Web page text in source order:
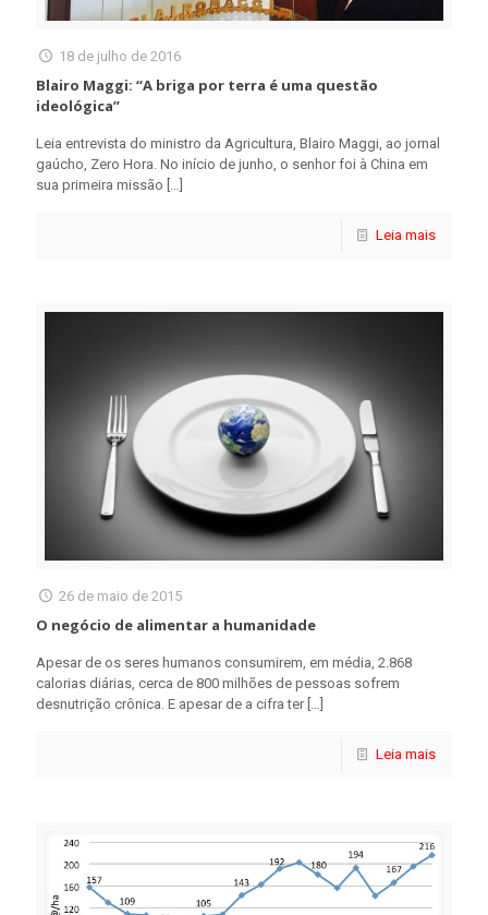
18 de julho de 2016
Blairo Maggi: “A briga por terra é uma questão
ideológica”
Leia entrevista do ministro da Agricultura, Blairo Maggi, ao jornal
gaúcho, Zero Hora. No início de junho, o senhor foi à China em
sua primeira missão […]
Leia mais
26 de maio de 2015
O negócio de alimentar a humanidade
Apesar de os seres humanos consumirem, em média, 2.868
calorias diárias, cerca de 800 milhões de pessoas sofrem
desnutrição crônica. E apesar de a cifra ter[…]
Leia mais